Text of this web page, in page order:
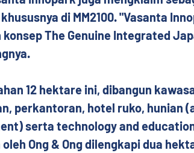
di MM2100. "Vasanta
The Genuine Integrated
12 hektare ini, dibangun
perkantoran, hotel ruko, hunian
serta technology and
Ong & Ong‎ dilengkapi dua